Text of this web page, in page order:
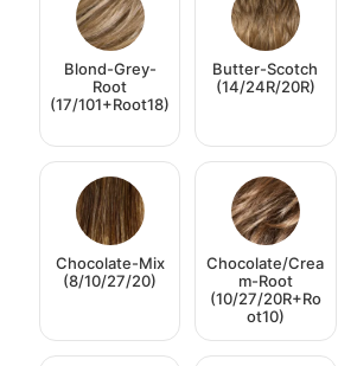
Blond-Grey-
Root
(17/101+Root18)
Butter-Scotch
(14/24R/20R)
Chocolate-Mix
(8/10/27/20)
Chocolate/Crea
m-Root
(10/27/20R+Ro
ot10)